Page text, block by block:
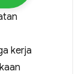
kerja